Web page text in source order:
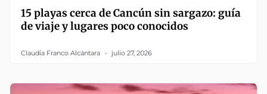
15 playas cerca de Cancún sin sargazo: guía
de viaje y lugares poco conocidos
Claudia Franco Alcántara julio 27, 2026